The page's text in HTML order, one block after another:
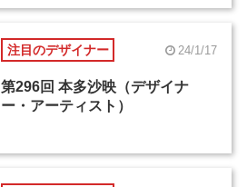
注目のデザイナー 24/1/17
第296回 本多沙映（デザイナ
ー・アーティスト）